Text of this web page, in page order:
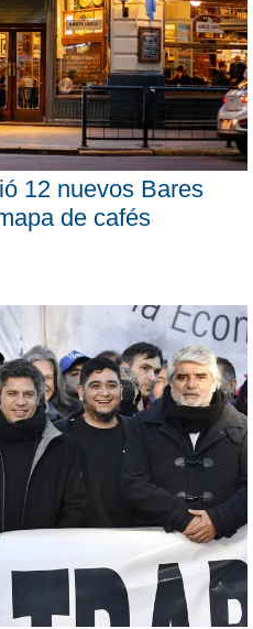
12 nuevos Bares
de cafés